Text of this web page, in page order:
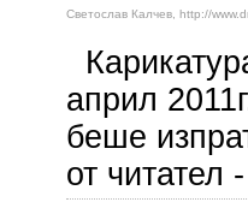
Светослав Калчев, http://
април
беше
от читател